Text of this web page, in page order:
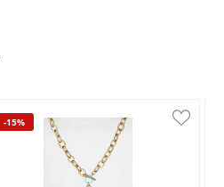
-15%